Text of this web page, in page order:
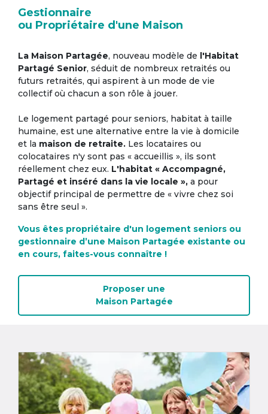
Gestionnaire
ou Propriétaire d'une Maison
La Maison Partagée, nouveau modèle de l'Habitat
Partagé Senior, séduit de nombreux retraités ou
futurs retraités, qui aspirent à un mode de vie
collectif où chacun a son rôle à jouer.
Le logement partagé pour seniors, habitat à taille
humaine, est une alternative entre la vie à domicile
et la maison de retraite. Les locataires ou
colocataires n'y sont pas « accueillis », ils sont
réellement chez eux. L'habitat « Accompagné,
Partagé et inséré dans la vie locale », a pour
objectif principal de permettre de « vivre chez soi
sans être seul ».
Vous êtes propriétaire d'un logement seniors ou
gestionnaire d’une Maison Partagée existante ou
en cours, faites-vous connaître !
Proposer une
Maison Partagée